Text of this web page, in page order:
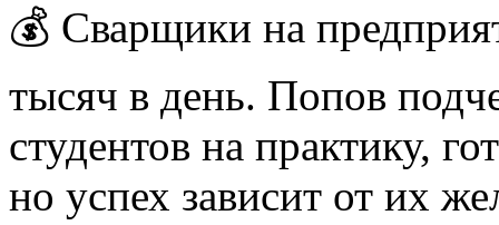
💰 Сварщики на
тысяч в день. Попов
студентов на практику,
но успех зависит от их